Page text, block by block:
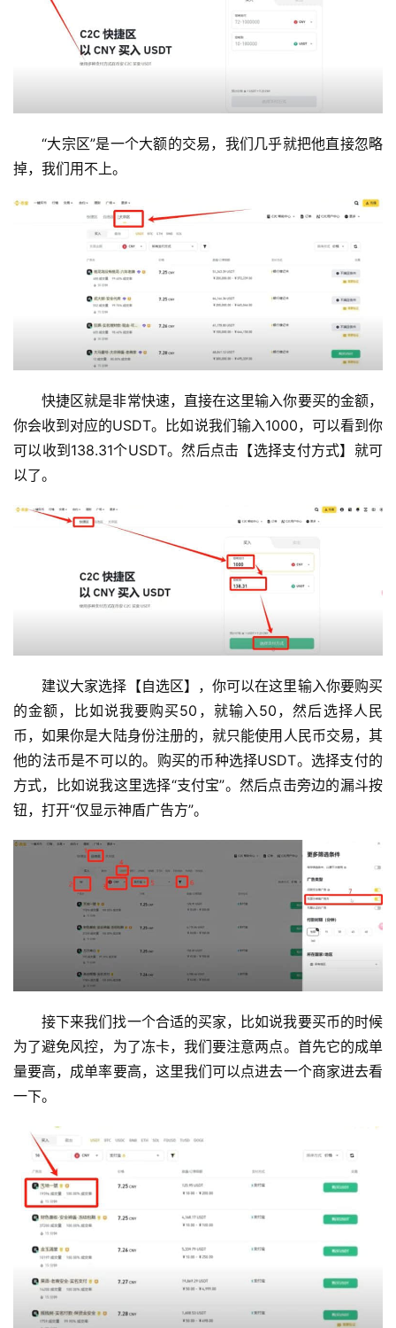
“大宗区”是一个大额的交易，我们几乎就把他直接忽略
掉，我们用不上。
快捷区就是非常快速，直接在这里输入你要买的金额，
你会收到对应的USDT。比如说我们输入1000，可以看到你
可以收到138.31个USDT。然后点击【选择支付方式】就可
以了。
建议大家选择【自选区】，你可以在这里输入你要购买
的金额，比如说我要购买50，就输入50，然后选择人民
币，如果你是大陆身份注册的，就只能使用人民币交易，其
他的法币是不可以的。购买的币种选择USDT。选择支付的
方式，比如说我这里选择“支付宝”。然后点击旁边的漏斗按
钮，打开“仅显示神盾广告方”。
接下来我们找一个合适的买家，比如说我要买币的时候
为了避免风控，为了冻卡，我们要注意两点。首先它的成单
量要高，成单率要高，这里我们可以点进去一个商家进去看
一下。